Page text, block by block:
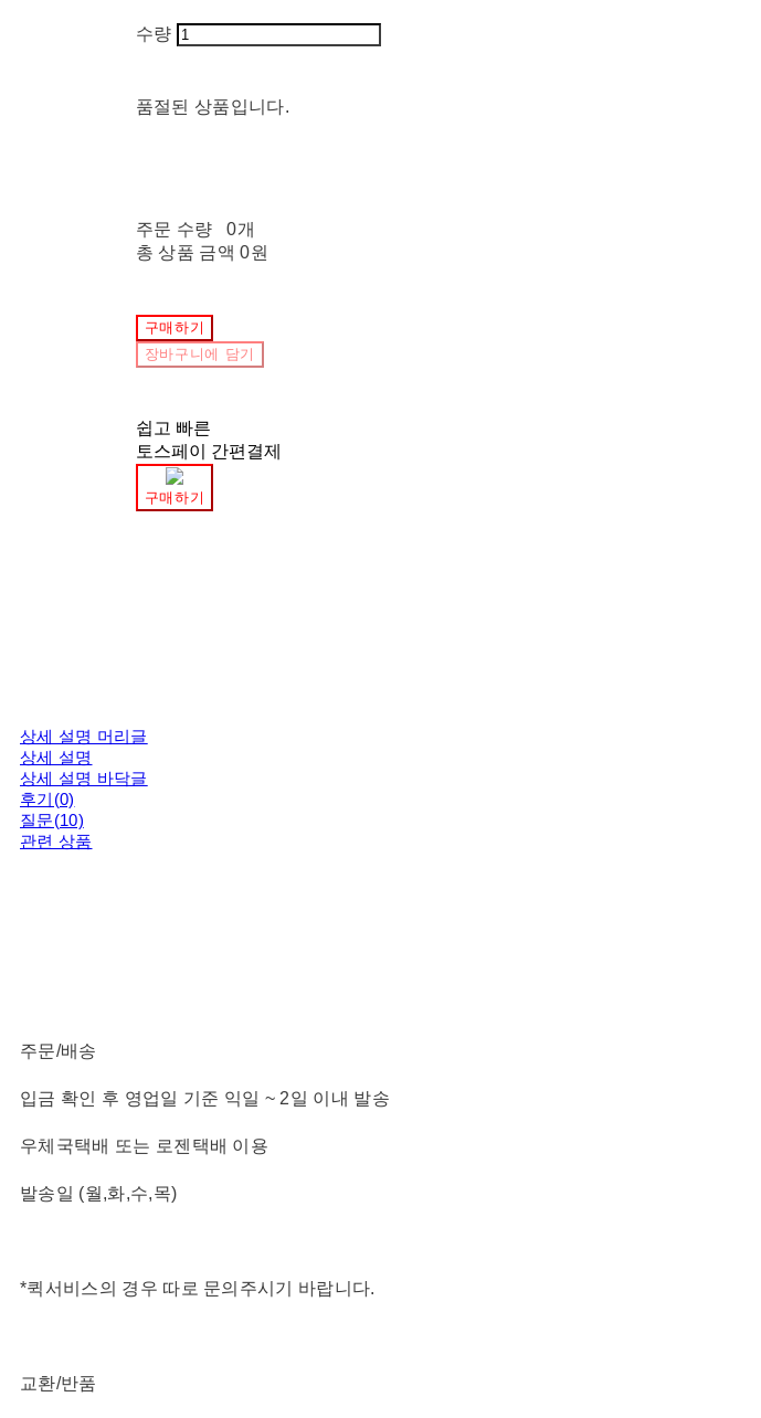
수량
품절된 상품입니다.
주문 수량
0개
총 상품 금액 0원
구매하기
장바구니에 담기
쉽고 빠른
토스페이 간편결제
구매하기
상세 설명 머리글
상세 설명
상세 설명 바닥글
후기(0)
질문(10)
관련 상품
주문/배송
입금 확인 후 영업일 기준 익일 ~ 2일 이내 발송
우체국택배 또는 로젠택배 이용
발송일 (월,화,수,목)
*퀵서비스의 경우 따로 문의주시기 바랍니다.
교환/반품